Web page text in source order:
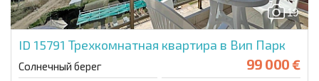
19
ID 15791 Трехкомнатная квартира в Вип Парк
Солнечный берег 99 000 €